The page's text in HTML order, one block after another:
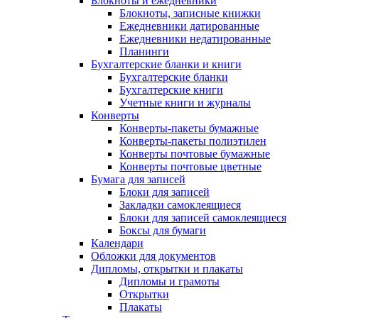
Блокноты, записные книжки
Ежедневники датированные
Ежедневники недатированные
Планинги
Бухгалтерские бланки и книги
Бухгалтерские бланки
Бухгалтерские книги
Учетные книги и журналы
Конверты
Конверты-пакеты бумажные
Конверты-пакеты полиэтилен
Конверты почтовые бумажные
Конверты почтовые цветные
Бумага для записей
Блоки для записей
Закладки самоклеящиеся
Блоки для записей самоклеящиеся
Боксы для бумаги
Календари
Обложки для документов
Дипломы, открытки и плакаты
Дипломы и грамоты
Открытки
Плакаты